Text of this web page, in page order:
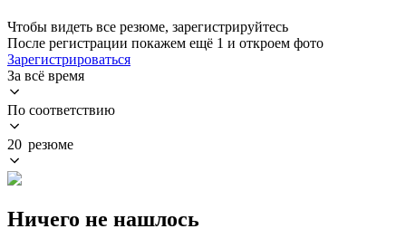
Чтобы видеть все резюме, зарегистрируйтесь
После регистрации покажем ещё 1 и откроем фото
Зарегистрироваться
За всё время
По соответствию
20 резюме
Ничего не нашлось